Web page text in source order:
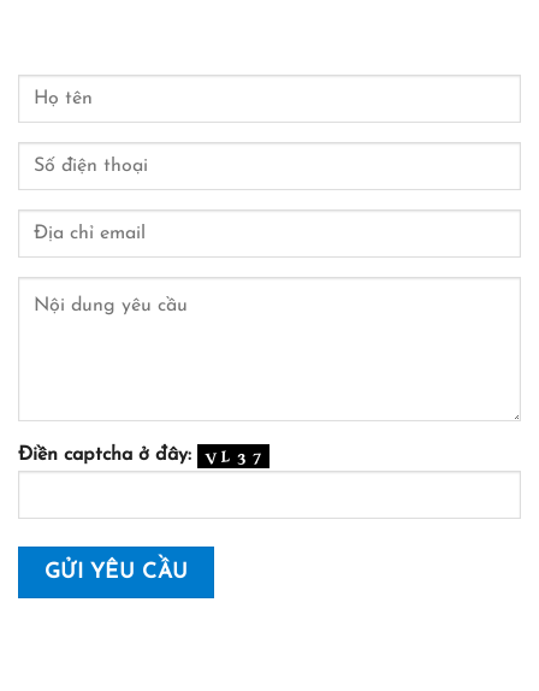
Điền captcha ở đây: